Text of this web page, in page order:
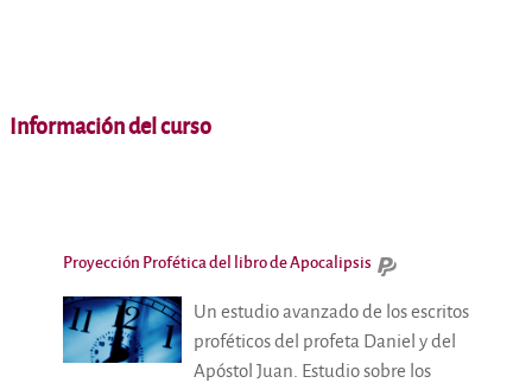
Información del curso
Proyección Profética del libro de Apocalipsis
Un estudio avanzado de los escritos
proféticos del profeta Daniel y del
Apóstol Juan. Estudio sobre los